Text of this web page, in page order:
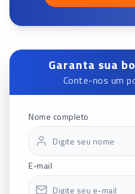
Garanta sua
Conte-nos um
Nome completo
E-mail